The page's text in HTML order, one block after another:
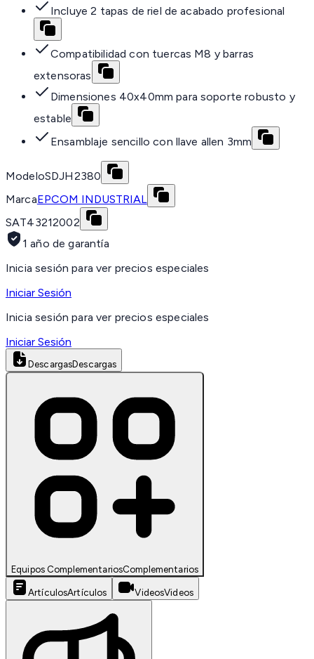
Incluye 2 tapas de riel de acabado profesional
Compatibilidad con tuercas M8 y barras
extensoras
Dimensiones 40x40mm para soporte robusto y
estable
Ensamblaje sencillo con llave allen 3mm
ModeloSDJH2380
MarcaEPCOM INDUSTRIAL
SAT43212002
1 año de garantía
Inicia sesión para ver precios especiales
Iniciar Sesión
Inicia sesión para ver precios especiales
Iniciar Sesión
DescargasDescargas
Equipos ComplementariosComplementarios
ArtículosArtículos VideosVideos